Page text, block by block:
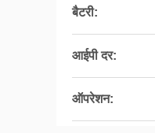
बैटरी:
आईपी दर:
ऑपरेशन: